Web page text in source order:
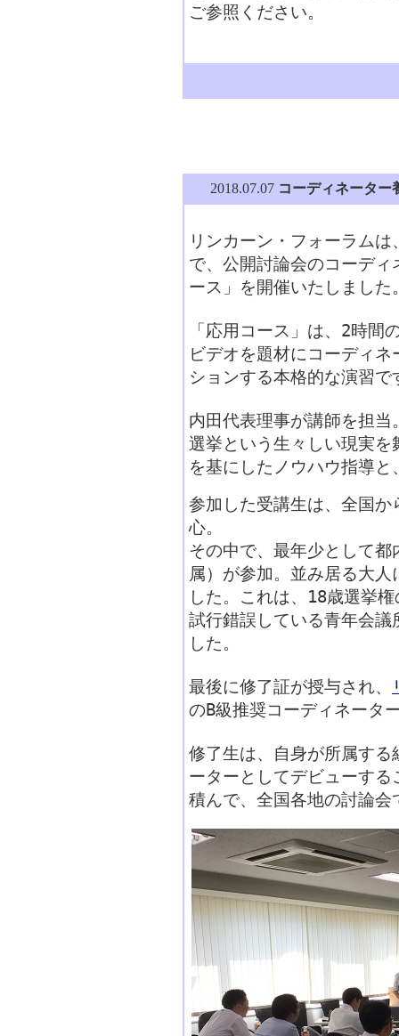
ご参照ください。
2018.07.07 コーディネーター
リンカーン・フォーラム
で、公開討論会のコーデ
ース」を開催いたしました
「応用コース」は、2時間
ビデオを題材にコーディ
ションする本格的な演習で
内田代表理事が講師を担当
選挙という生々しい現実
を基にしたノウハウ指導
参加した受講生は、全国
心。
その中で、最年少として
属）が参加。並み居る大
した。これは、18歳選挙
試行錯誤している青年会
した。
最後に修了証が授与され、
のB級推奨コーディネータ
修了生は、自身が所属す
ーターとしてデビューす
積んで、全国各地の討論